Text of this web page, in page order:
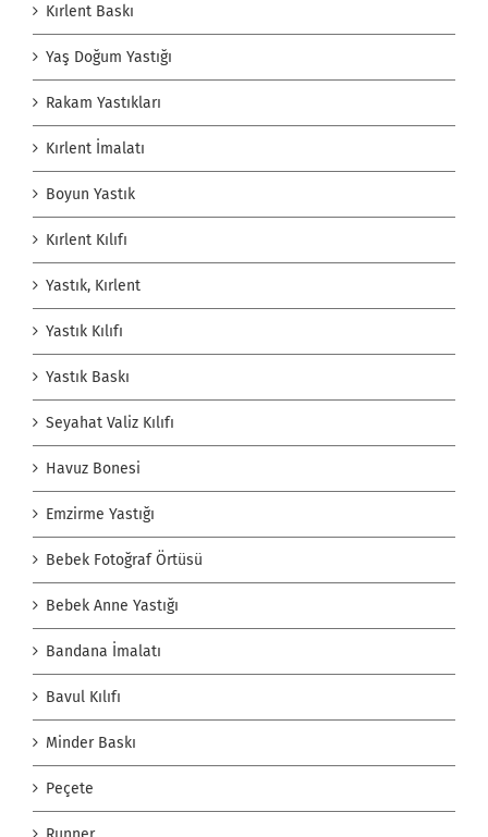
Kırlent Baskı
Yaş Doğum Yastığı
Rakam Yastıkları
Kırlent İmalatı
Boyun Yastık
Kırlent Kılıfı
Yastık, Kırlent
Yastık Kılıfı
Yastık Baskı
Seyahat Valiz Kılıfı
Havuz Bonesi
Emzirme Yastığı
Bebek Fotoğraf Örtüsü
Bebek Anne Yastığı
Bandana İmalatı
Bavul Kılıfı
Minder Baskı
Peçete